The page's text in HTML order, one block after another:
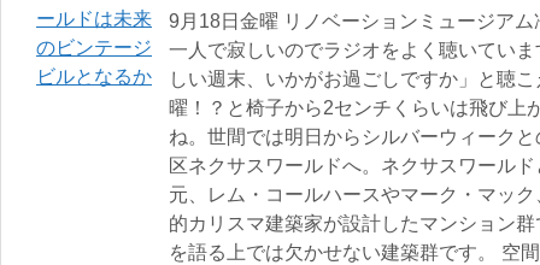
9月18日金曜 リノベーションミュージア
一人で寂しいのでラジオをよく聴いてい
しい週末、いかがお過ごしですか」と聴
曜！？と椅子から2センチくらいは飛び上
ね。世間では明日からシルバーウィーク
区ネクサスワールドへ。ネクサスワール
元、レム・コールハースやマーク・マッ
的カリスマ建築家が設計したマンション
を語る上では欠かせない建築群です。 空